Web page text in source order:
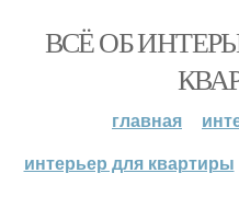
ВСЁ ОБ
главная
интерьер для квартиры